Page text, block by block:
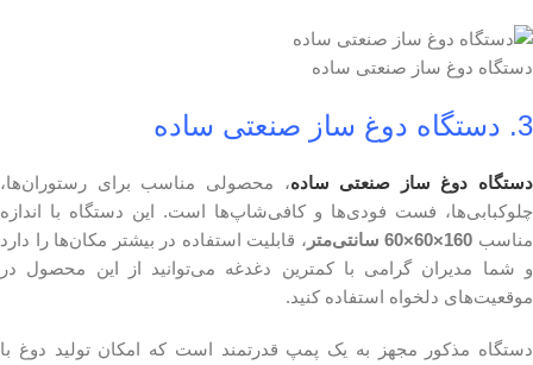
دستگاه دوغ ساز صنعتی ساده
3. دستگاه دوغ ساز صنعتی ساده
دستگاه دوغ ساز صنعتی ساده، محصولی مناسب برای رستوران‌ها،
چلوکبابی‌ها، فست فودی‌ها و کافی‌شاپ‌ها است. این دستگاه با اندازه
مناسب 160×60×60 سانتی‌متر
، قابلیت استفاده در بیشتر مکان‌ها را دارد
و شما مدیران گرامی با کمترین دغدغه می‌توانید از این محصول در
موقعیت‌های دلخواه استفاده کنید.
دستگاه مذکور مجهز به یک پمپ قدرتمند است که امکان تولید دوغ با